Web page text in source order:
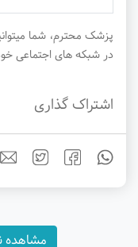
پزشک محترم، شما
در شبکه های اجتماعی
اشتراک گذاری
مشاهده